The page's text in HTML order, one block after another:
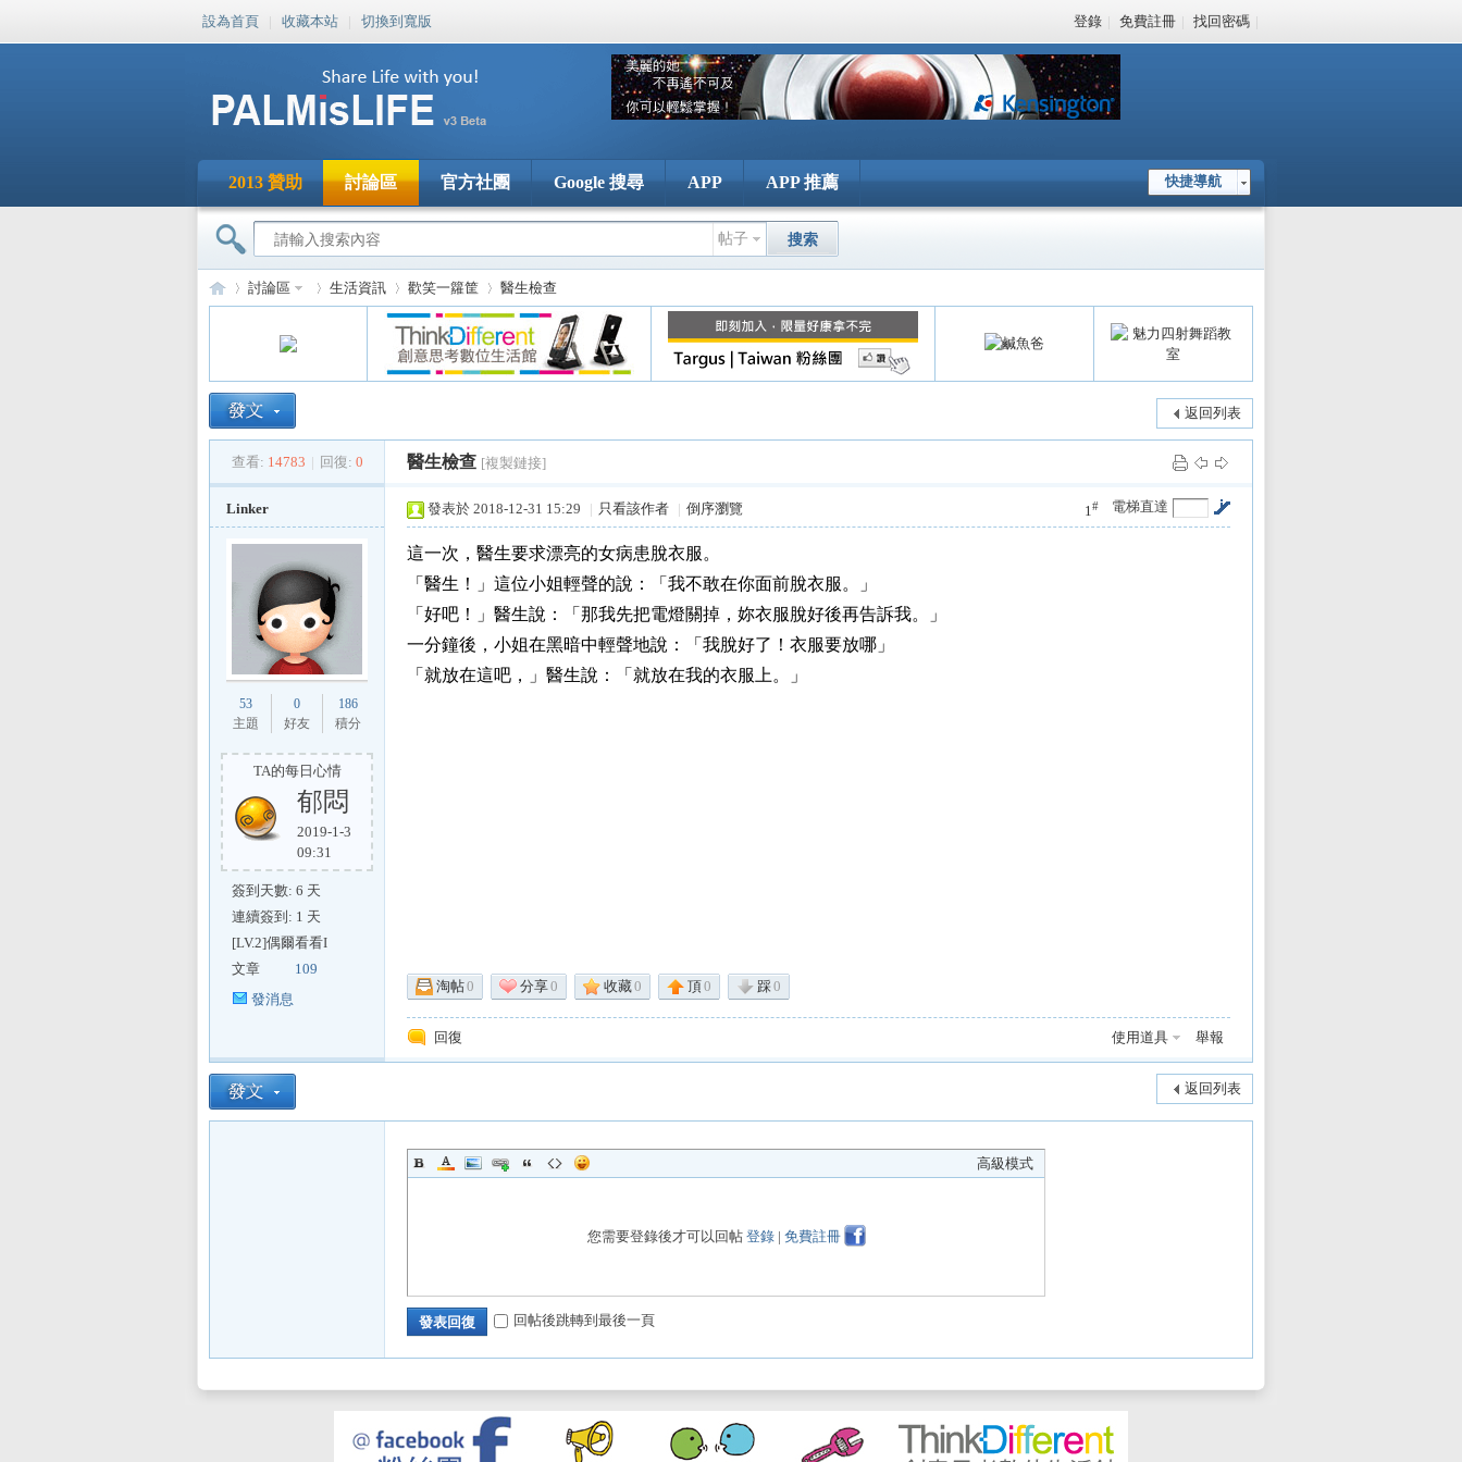
設為首頁 | 收藏本站 | 切換到寬版 登錄 | 免費註冊 | 找回密碼 |
快捷導航
2013 贊助 討論區 官方社團 Google 搜尋 APP APP 推薦
帖子 搜索
PA
Mi
»
討論區
›
生活資訊
›
歡笑一籮筐
›
醫生檢查
返回列表
查看: 14783 | 回復: 0 醫生檢查 [複製鏈接]
Linker
53
主題
0
好友
186
積分
TA的每日心情
郁悶
2019-1-3
09:31
簽到天數: 6 天
連續簽到: 1 天
[LV.2]偶爾看看I
文章
109
發消息
電梯直達
1#
發表於 2018-12-31 15:29 | 只看該作者 | 倒序瀏覽
這一次，醫生要求漂亮的女病患脫衣服。
「醫生！」這位小姐輕聲的說：「我不敢在你面前脫衣服。」
「好吧！」醫生說：「那我先把電燈關掉，妳衣服脫好後再告訴我。」
一分鐘後，小姐在黑暗中輕聲地說：「我脫好了！衣服要放哪」
「就放在這吧，」醫生說：「就放在我的衣服上。」
淘帖0 分享0 收藏0 頂0 踩0
回復 使用道具 舉報
返回列表
高級模式
您需要登錄後才可以回帖 登錄| 免費註冊
發表回復 回帖後跳轉到最後一頁